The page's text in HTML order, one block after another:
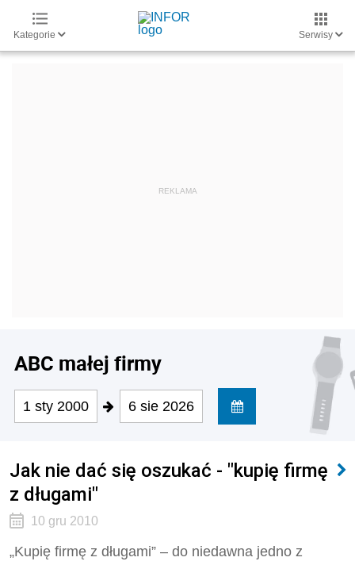
Kategorie Serwisy
ABC małej firmy
1 sty 2000 6 sie 2026
Jak nie dać się oszukać - "kupię firmę
z długami"
10 gru 2010
„Kupię firmę z długami” – do niedawna jedno z